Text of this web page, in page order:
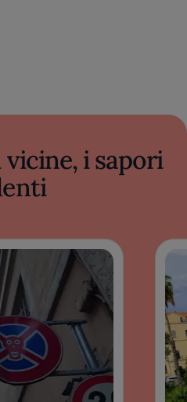
i sapori